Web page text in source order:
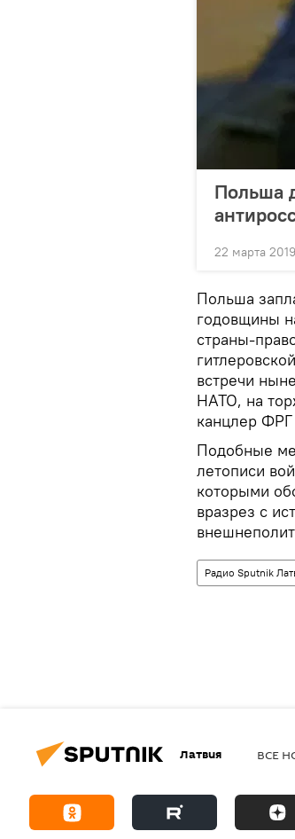
Польша
22 марта
Польша
годовщины
страны-
встречи
НАТО, на
канцлер
Подобные
летописи
которыми
вразрез с
Радио Sputnik
Латвия ВСЕ